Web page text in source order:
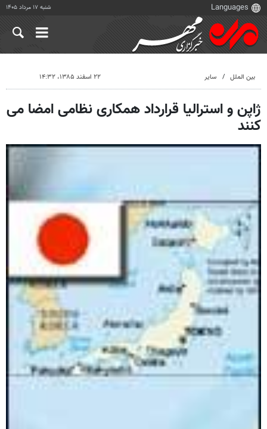
شنبه ۱۷ مرداد ۱۴۰۵
بین الملل سایر ۲۲ اسفند ۱۳۸۵، ۱۴:۳۲
ژاپن و استرالیا قرارداد همکاری نظامی امضا می
کنند